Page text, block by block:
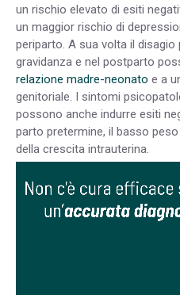
un rischio elevato di esiti
un maggior rischio di
periparto. A sua volta il
gravidanza e nel postparto
relazione madre-neonato e a
genitoriale. I sintomi
possono anche indurre esiti
parto pretermine, il basso
della crescita intrauterina.